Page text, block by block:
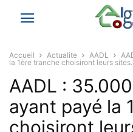
Accueil Actualite AADL
la 1ère tranche choisiront leurs
AADL :
ayant payé la
choisiront